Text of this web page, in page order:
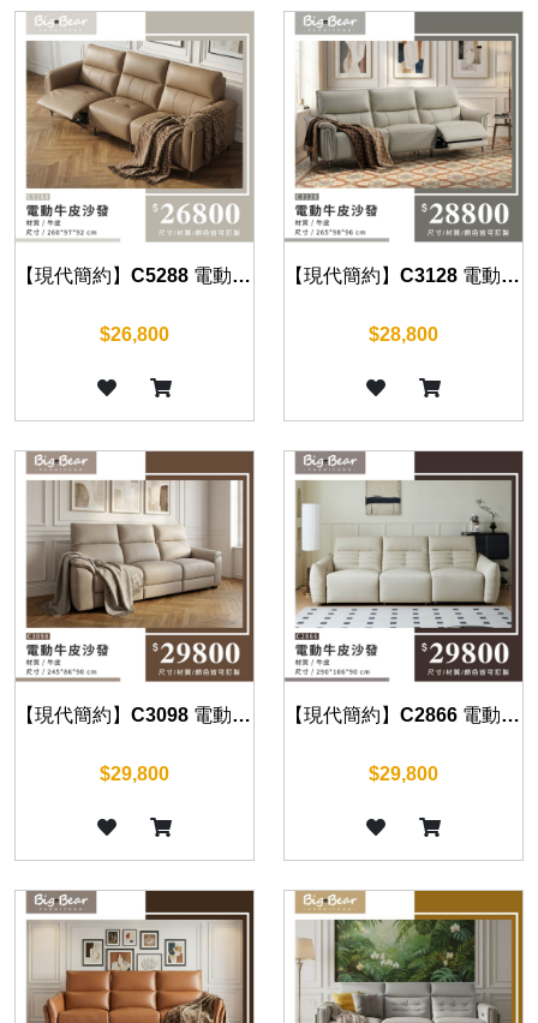
【現代簡約】C5288 電動牛皮沙發
$26,800
【現代簡約】C3128 電動牛皮沙發
$28,800
【現代簡約】C3098 電動牛皮沙發
$29,800
【現代簡約】C2866 電動牛皮沙發
$29,800